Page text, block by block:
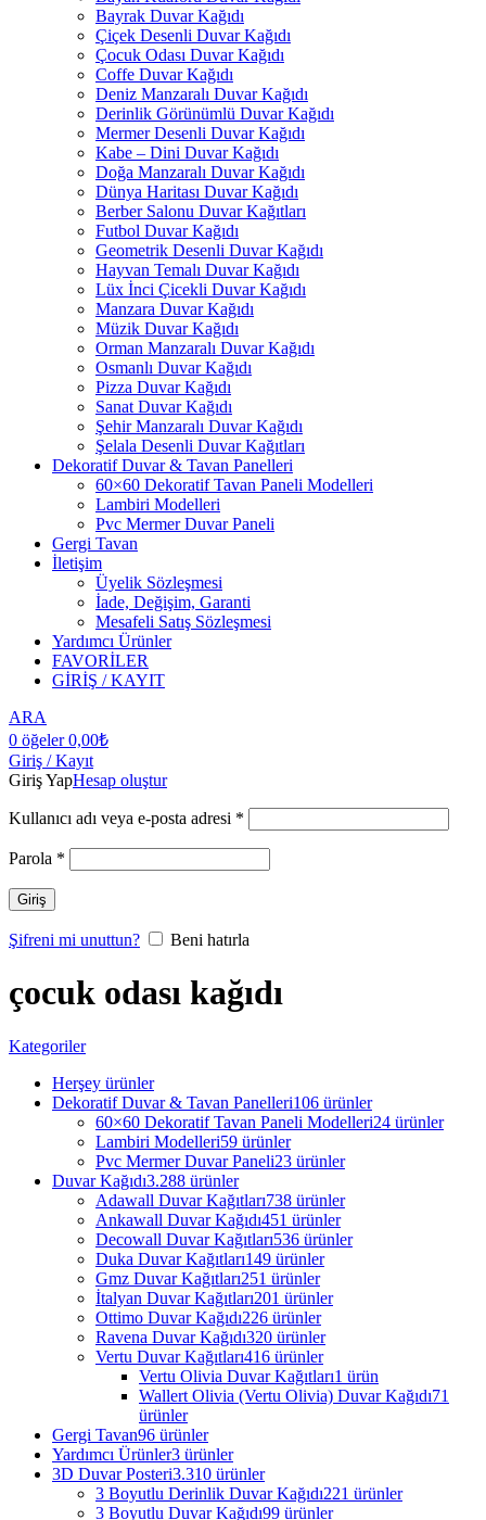
Bayrak Duvar Kağıdı
Çiçek Desenli Duvar Kağıdı
Çocuk Odası Duvar Kağıdı
Coffe Duvar Kağıdı
Deniz Manzaralı Duvar Kağıdı
Derinlik Görünümlü Duvar Kağıdı
Mermer Desenli Duvar Kağıdı
Kabe – Dini Duvar Kağıdı
Doğa Manzaralı Duvar Kağıdı
Dünya Haritası Duvar Kağıdı
Berber Salonu Duvar Kağıtları
Futbol Duvar Kağıdı
Geometrik Desenli Duvar Kağıdı
Hayvan Temalı Duvar Kağıdı
Lüx İnci Çicekli Duvar Kağıdı
Manzara Duvar Kağıdı
Müzik Duvar Kağıdı
Orman Manzaralı Duvar Kağıdı
Osmanlı Duvar Kağıdı
Pizza Duvar Kağıdı
Sanat Duvar Kağıdı
Şehir Manzaralı Duvar Kağıdı
Şelala Desenli Duvar Kağıtları
Dekoratif Duvar & Tavan Panelleri
60×60 Dekoratif Tavan Paneli Modelleri
Lambiri Modelleri
Pvc Mermer Duvar Paneli
Gergi Tavan
İletişim
Üyelik Sözleşmesi
İade, Değişim, Garanti
Mesafeli Satış Sözleşmesi
Yardımcı Ürünler
FAVORİLER
GİRİŞ / KAYIT
ARA
0 öğeler 0,00₺
Giriş / Kayıt
Giriş YapHesap oluştur
Kullanıcı adı veya e-posta adresi *
Parola *
Giriş
Şifreni mi unuttun? Beni hatırla
çocuk odası kağıdı
Kategoriler
Herşey ürünler
Dekoratif Duvar & Tavan Panelleri106 ürünler
60×60 Dekoratif Tavan Paneli Modelleri24 ürünler
Lambiri Modelleri59 ürünler
Pvc Mermer Duvar Paneli23 ürünler
Duvar Kağıdı3.288 ürünler
Adawall Duvar Kağıtları738 ürünler
Ankawall Duvar Kağıdı451 ürünler
Decowall Duvar Kağıtları536 ürünler
Duka Duvar Kağıtları149 ürünler
Gmz Duvar Kağıtları251 ürünler
İtalyan Duvar Kağıtları201 ürünler
Ottimo Duvar Kağıdı226 ürünler
Ravena Duvar Kağıdı320 ürünler
Vertu Duvar Kağıtları416 ürünler
Vertu Olivia Duvar Kağıtları1 ürün
Wallert Olivia (Vertu Olivia) Duvar Kağıdı71
ürünler
Gergi Tavan96 ürünler
Yardımcı Ürünler3 ürünler
3D Duvar Posteri3.310 ürünler
3 Boyutlu Derinlik Duvar Kağıdı221 ürünler
3 Boyutlu Duvar Kağıdı99 ürünler